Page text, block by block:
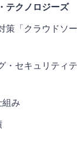
テクノロジーズ
策「クラウドソ
・セキュリティ
み